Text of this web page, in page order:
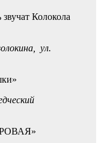
Колокола
ул.